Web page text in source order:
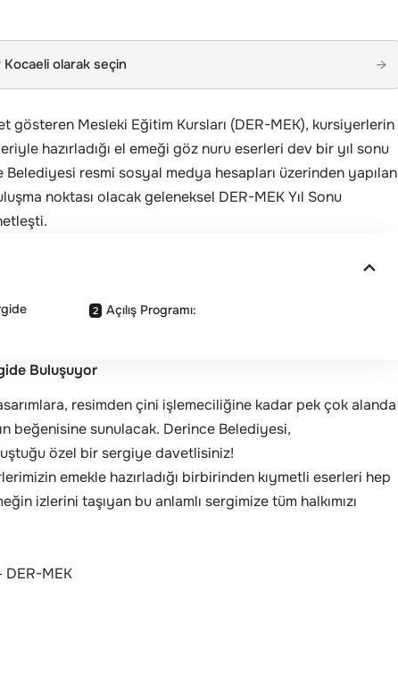
Kocaeli olarak seçin →
Mesleki Eğitim Kursları (DER-MEK), kursiyerlerin
hazırladığı el emeği göz nuru eserleri dev bir yıl sonu
resmi sosyal medya hesapları üzerinden yapılan
noktası olacak geleneksel DER-MEK Yıl Sonu
Açılış Programı:
Buluşuyor
resimden çini işlemeciliğine kadar pek çok alanda
beğenisine sunulacak. Derince Belediyesi,
özel bir sergiye davetlisiniz!
emekle hazırladığı birbirinden kıymetli eserleri hep
izlerini taşıyan bu anlamlı sergimize tüm halkımızı
DER-MEK